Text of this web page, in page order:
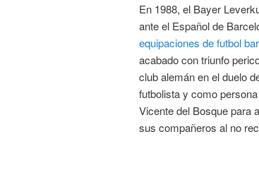
En 1988, el Bayer
ante el Español de
equipaciones de futbol
acabado con triunfo
club alemán en el duelo
futbolista y como
Vicente del Bosque para
sus compañeros al no